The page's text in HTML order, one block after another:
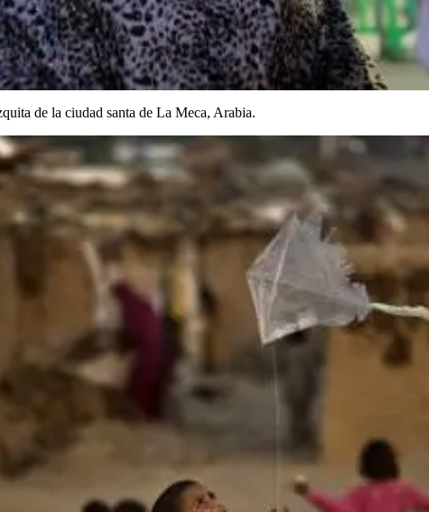
de la ciudad santa de La Meca, Arabia.